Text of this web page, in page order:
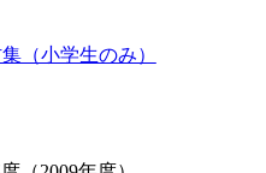
（小学生のみ）